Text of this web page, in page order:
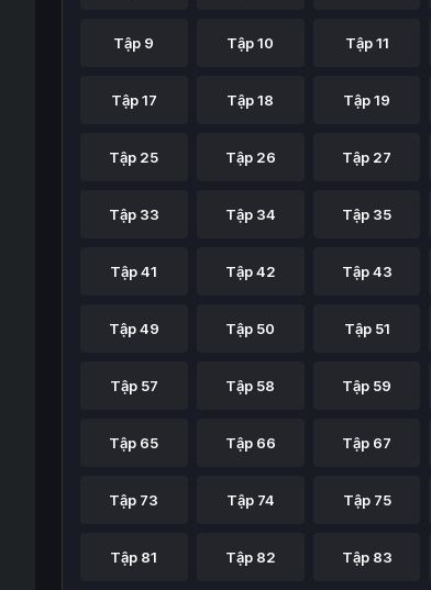
Tập 9 Tập 10 Tập 11
Tập 17 Tập 18 Tập 19
Tập 25 Tập 26 Tập 27
Tập 33 Tập 34 Tập 35
Tập 41 Tập 42 Tập 43
Tập 49 Tập 50 Tập 51
Tập 57 Tập 58 Tập 59
Tập 65 Tập 66 Tập 67
Tập 73 Tập 74 Tập 75
Tập 81 Tập 82 Tập 83